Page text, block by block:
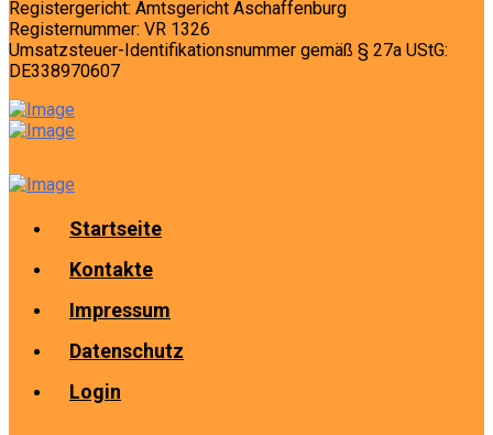
Registergericht: Amtsgericht Aschaffenburg
Registernummer: VR 1326
Umsatzsteuer-Identifikationsnummer gemäß § 27a UStG:
DE338970607
Startseite
Kontakte
Impressum
Datenschutz
Login